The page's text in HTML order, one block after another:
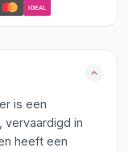
iDEAL
is een
vervaardigd in
heeft een